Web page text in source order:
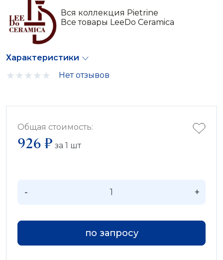
Вся коллекция Pietrine
Все товары LeeDo Ceramica
Характеристики
Нет отзывов
Общая стоимость:
926 ₽ за 1 шт
- +
по запросу